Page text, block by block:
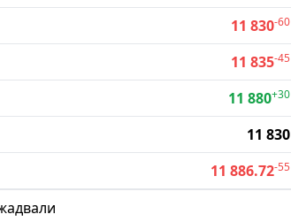
11 830-60
11 835-45
11 880+30
11 830
11 886.72-55